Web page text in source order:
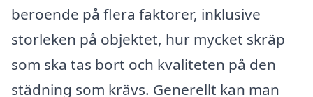
beroende på flera faktorer, inklusive
storleken på objektet, hur mycket skräp
som ska tas bort och kvaliteten på den
städning som krävs. Generellt kan man